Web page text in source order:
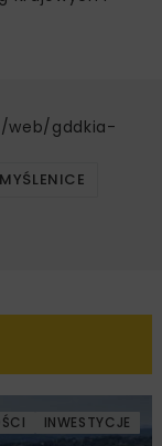
web/gddkia-
INWESTYCJE